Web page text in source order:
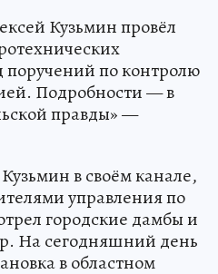
Кузьмин провёл
по контролю
Подробности — в
правды» —
в своём канале,
управления по
городские дамбы и
На сегодняшний день
в областном